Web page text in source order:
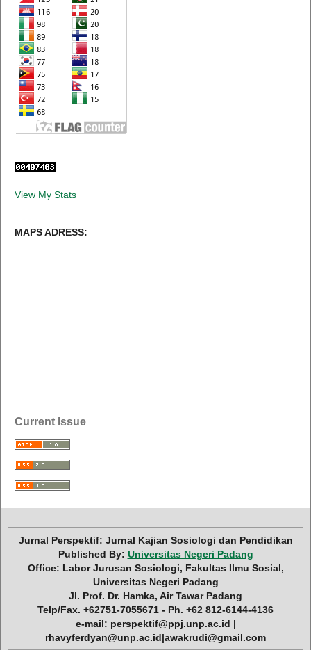
View My Stats
MAPS ADRESS:
Current Issue
Jurnal Perspektif: Jurnal Kajian Sosiologi dan Pendidikan
Published By: Universitas Negeri Padang
Office: Labor Jurusan Sosiologi, Fakultas Ilmu Sosial,
Universitas Negeri Padang
Jl. Prof. Dr. Hamka, Air Tawar Padang
Telp/Fax. +62751-7055671 - Ph. +62 812-6144-4136
e-mail: perspektif@ppj.unp.ac.id |
rhavyferdyan@unp.ac.id|awakrudi@gmail.com